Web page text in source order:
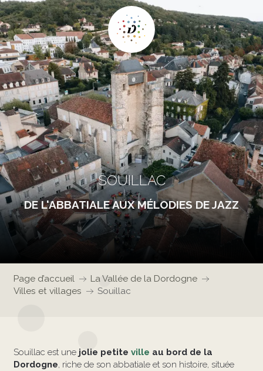
SOUILLAC
DE L'ABBATIALE AUX MÉLODIES DE JAZZ
Page d’accueil
La Vallée de la Dordogne
Villes et villages
Souillac
Souillac est une jolie petite ville au bord de la
Dordogne, riche de son abbatiale et son histoire, située